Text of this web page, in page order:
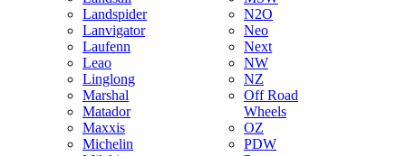
Landspider
Lanvigator
Laufenn
Leao
Linglong
Marshal
Matador
Maxxis
Michelin
N2O
Neo
Next
NW
NZ
Off Road
Wheels
OZ
PDW